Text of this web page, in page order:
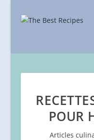
POUR
Articles